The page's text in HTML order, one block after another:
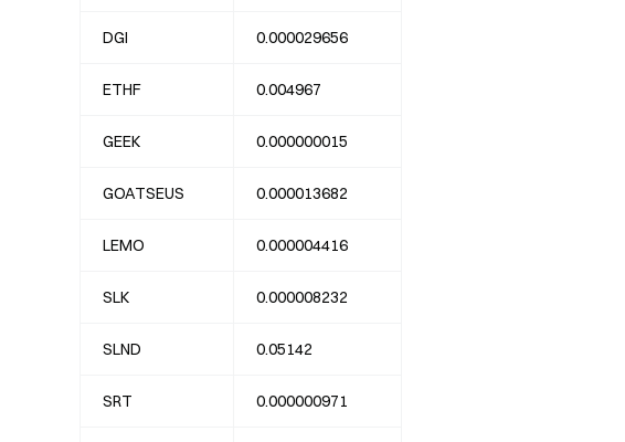
DGI 0.000029656
ETHF 0.004967
GEEK 0.000000015
GOATSEUS 0.000013682
LEMO 0.000004416
SLK 0.000008232
SLND 0.05142
SRT 0.000000971